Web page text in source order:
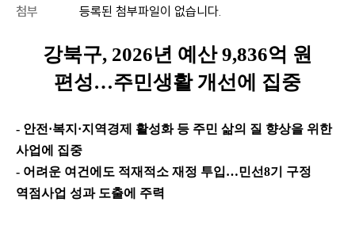
첨부 등록된 첨부파일이 없습니다.
강북구, 2026년 예산9,836억 원
편성…주민생활 개선에 집중
- 안전 ·복지 ·지역경제 활성화 등 주민 삶의 질 향상을 위한
사업에 집중
- 어려운 여건에도 적재적소 재정 투입…민선8기 구정
역점사업 성과 도출에 주력